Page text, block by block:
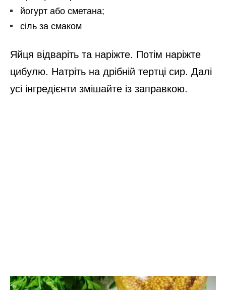
йогурт або сметана;
сіль за смаком
Яйця відваріть та наріжте. Потім наріжте
цибулю. Натріть на дрібній тертці сир. Далі
усі інгредієнти змішайте із заправкою.